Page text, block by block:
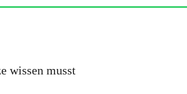
wissen musst